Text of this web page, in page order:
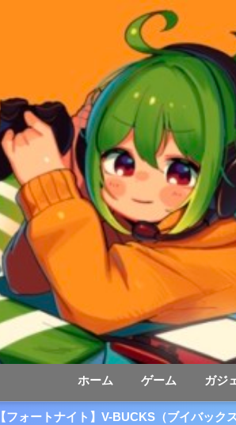
ホーム ゲーム ガジ
【フォートナイト】V-BUCKS（ブイバック